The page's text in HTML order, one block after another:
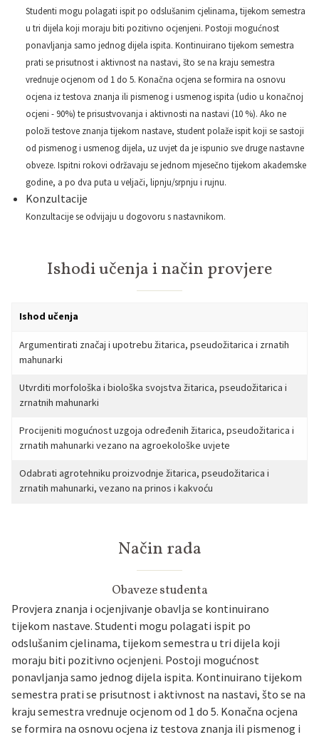
Studenti mogu polagati ispit po odslušanim cjelinama, tijekom semestra
u tri dijela koji moraju biti pozitivno ocjenjeni. Postoji mogućnost
ponavljanja samo jednog dijela ispita. Kontinuirano tijekom semestra
prati se prisutnost i aktivnost na nastavi, što se na kraju semestra
vrednuje ocjenom od 1 do 5. Konačna ocjena se formira na osnovu
ocjena iz testova znanja ili pismenog i usmenog ispita (udio u konačnoj
ocjeni - 90%) te prisustvovanja i aktivnosti na nastavi (10 %). Ako ne
položi testove znanja tijekom nastave, student polaže ispit koji se sastoji
od pismenog i usmenog dijela, uz uvjet da je ispunio sve druge nastavne
obveze. Ispitni rokovi održavaju se jednom mjesečno tijekom akademske
godine, a po dva puta u veljači, lipnju/srpnju i rujnu.
Konzultacije
Konzultacije se odvijaju u dogovoru s nastavnikom.
Ishodi učenja i način provjere
Ishod učenja
Argumentirati značaj i upotrebu žitarica, pseudožitarica i zrnatih
mahunarki
Utvrditi morfološka i biološka svojstva žitarica, pseudožitarica i
zrnatnih mahunarki
Procijeniti mogućnost uzgoja određenih žitarica, pseudožitarica i
zrnatih mahunarki vezano na agroekološke uvjete
Odabrati agrotehniku proizvodnje žitarica, pseudožitarica i
zrnatih mahunarki, vezano na prinos i kakvoću
Način rada
Obaveze studenta
Provjera znanja i ocjenjivanje obavlja se kontinuirano
tijekom nastave. Studenti mogu polagati ispit po
odslušanim cjelinama, tijekom semestra u tri dijela koji
moraju biti pozitivno ocjenjeni. Postoji mogućnost
ponavljanja samo jednog dijela ispita. Kontinuirano tijekom
semestra prati se prisutnost i aktivnost na nastavi, što se na
kraju semestra vrednuje ocjenom od 1 do 5. Konačna ocjena
se formira na osnovu ocjena iz testova znanja ili pismenog i